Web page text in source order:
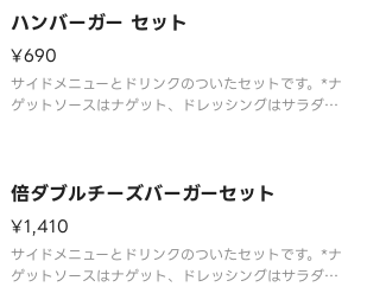
ハンバーガー セット
¥690
サイドメニューとドリンクのついたセットです。*ナ
ゲットソースはナゲット、ドレッシングはサラダを
倍ダブルチーズバーガーセット
¥1,410
サイドメニューとドリンクのついたセットです。*ナ
ゲットソースはナゲット、ドレッシングはサラダを